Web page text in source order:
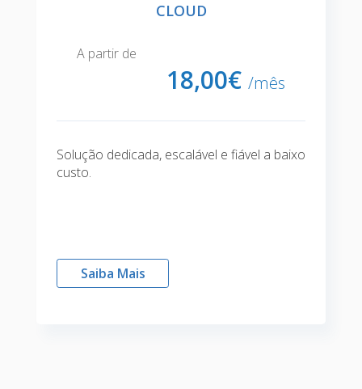
Login
CLOUD
A partir de
18,00€ /mês
Solução dedicada, escalável e fiável a baixo
custo.
Saiba Mais
endereço de email para fins de
informativo.